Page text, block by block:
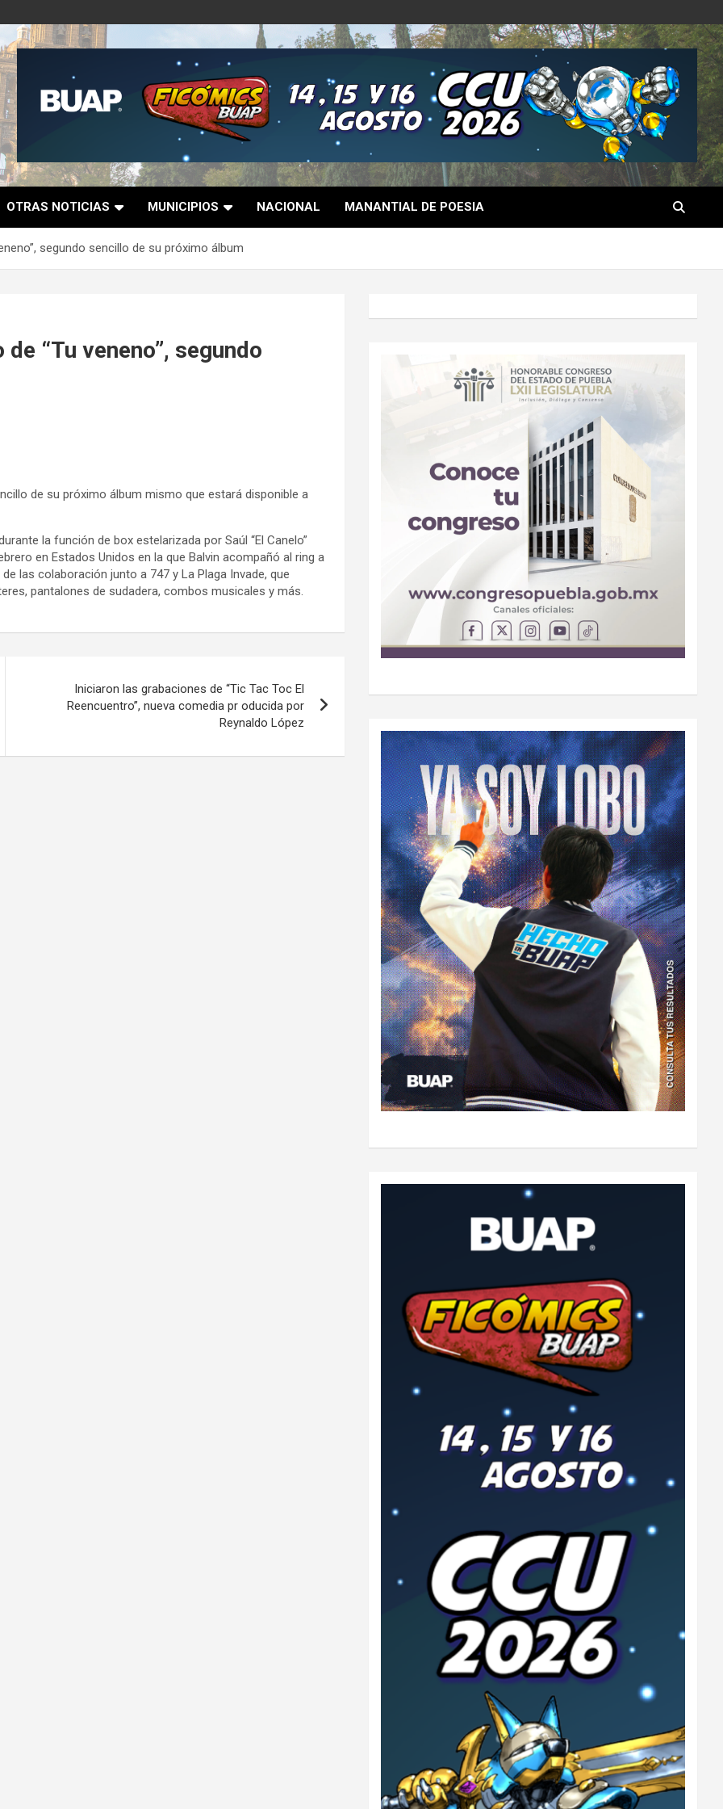
OTRAS NOTICIAS MUNICIPIOS NACIONAL MANANTIAL DE POESIA
segundo sencillo de su próximo álbum
“Tu veneno”, segundo
de su próximo álbum mismo que estará disponible a
la función de box estelarizada por Saúl “El Canelo”
en Estados Unidos en la que Balvin acompañó al ring a
las colaboración junto a 747 y La Plaga Invade, que
pantalones de sudadera, combos musicales y más.
Iniciaron las grabaciones de “Tic Tac Toc El
Reencuentro”, nueva comedia pr oducida por
Reynaldo López